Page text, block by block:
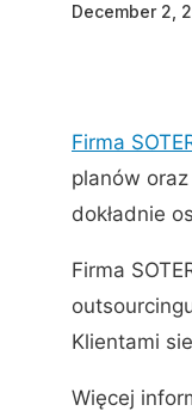
December 2,
Firma
planów
dokładnie
Firma
Klientami
Więcej